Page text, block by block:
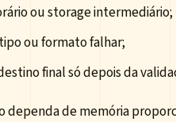
ou storage intermediário;
ou formato falhar;
final só depois da
dependa de memória